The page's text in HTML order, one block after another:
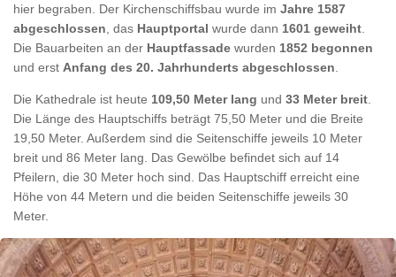
hier begraben. Der Kirchenschiffsbau wurde im Jahre 1587
abgeschlossen , das Hauptportal wurde dann 1601 geweiht
Die Bauarbeiten an der Hauptfassade wurden 1852 begonnen
und erst Anfang des 20. Jahrhunderts abgeschlossen
Die Kathedrale ist heute 109,50 Meter lang und 33 Meter breit
Die Länge des Hauptschiffs beträgt 75,50 Meter und die Breite
19,50 Meter. Außerdem sind die Seitenschiffe jeweils 10 Meter
breit und 86 Meter lang. Das Gewölbe befindet sich auf 14
Pfeilern, die 30 Meter hoch sind. Das Hauptschiff erreicht eine
Höhe von 44 Metern und die beiden Seitenschiffe jeweils 30
Meter.